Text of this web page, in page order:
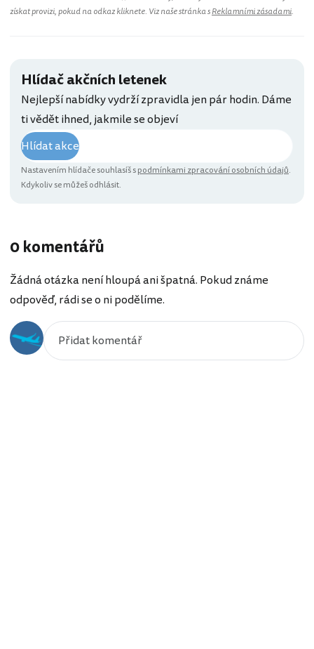
získat provizi, pokud na odkaz kliknete. Viz naše stránka sReklamními zásadami.
Hlídač akčních letenek
Nejlepší nabídky vydrží zpravidla jen pár hodin. Dáme
ti vědět ihned, jakmile se objeví
Hlídat akce
Nastavením hlídače souhlasíš spodmínkami zpracování osobních údajů.
Kdykoliv se můžeš odhlásit.
0 komentářů
Žádná otázka není hloupá ani špatná. Pokud známe
odpověď, rádi se o ni podělíme.